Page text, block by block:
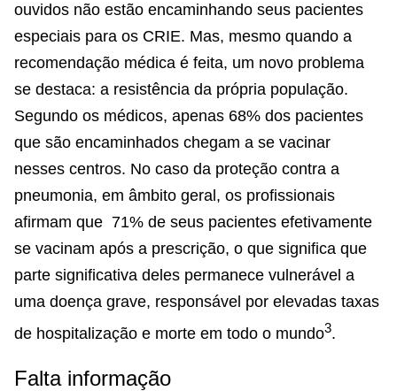
ouvidos não estão encaminhando seus pacientes
especiais para os CRIE. Mas, mesmo quando a
recomendação médica é feita, um novo problema
se destaca: a resistência da própria população.
Segundo os médicos, apenas 68% dos pacientes
que são encaminhados chegam a se vacinar
nesses centros. No caso da proteção contra a
pneumonia, em âmbito geral, os profissionais
afirmam que 71% de seus pacientes efetivamente
se vacinam após a prescrição, o que significa que
parte significativa deles permanece vulnerável a
uma doença grave, responsável por elevadas taxas
de hospitalização e morte em todo o mundo3.
Falta informação